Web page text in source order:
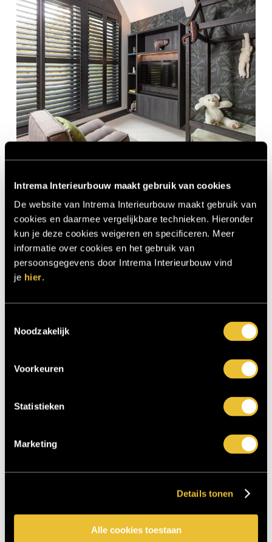
Intrema Interieurbouw maakt gebruik van cookies
De website van Intrema Interieurbouw maakt gebruik van
cookies en daarmee vergelijkbare technieken. Hieronder
kun je deze cookies weigeren en specificeren. Meer
informatie over cookies en het gebruik van
persoonsgegevens door Intrema Interieurbouw vind
je hier.
Noodzakelijk
Voorkeuren
Statistieken
Marketing
Details tonen
Alle cookies toestaan
Nieuwbouw villa Enschede 15 0
Nieuwbouw villa Enschede 14 0